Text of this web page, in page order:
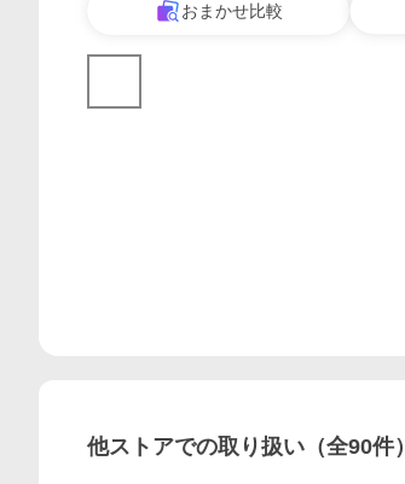
おまかせ比較
他ストアでの取り扱い（全90件）